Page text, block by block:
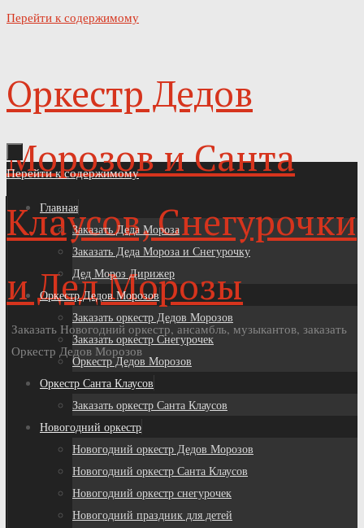
Перейти к содержимому
Оркестр Дедов
Морозов и Санта
Клаусов, Снегурочки
и Дед Морозы
Заказать Новогодний оркестр, ансамбль, музыкантов, заказать
Оркестр Дедов Морозов
Перейти к содержимому
Главная
Заказать Деда Мороза
Заказать Деда Мороза и Снегурочку
Дед Мороз Дирижер
Оркестр Дедов Морозов
Заказать оркестр Дедов Морозов
Заказать оркестр Снегурочек
Оркестр Дедов Морозов
Оркестр Санта Клаусов
Заказать оркестр Санта Клаусов
Новогодний оркестр
Новогодний оркестр Дедов Морозов
Новогодний оркестр Санта Клаусов
Новогодний оркестр снегурочек
Новогодний праздник для детей